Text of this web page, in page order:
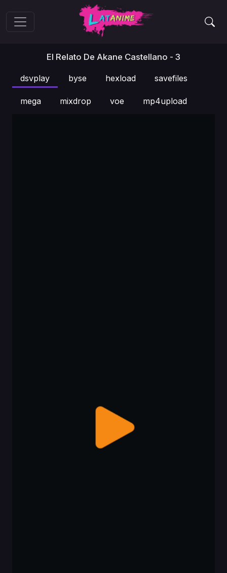
El Relato De Akane Castellano - 3
dsvplay byse hexload savefiles
mega mixdrop voe mp4upload